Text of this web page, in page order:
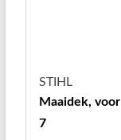
STIHL
Maaidek,
7